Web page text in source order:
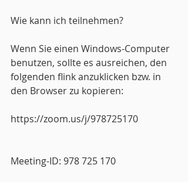
Wie kann ich teilnehmen?
Wenn Sie einen Windows-Computer
benutzen, sollte es ausreichen, den
folgenden flink anzuklicken bzw. in
den Browser zu kopieren:
https://zoom.us/j/978725170
Meeting-ID: 978 725 170